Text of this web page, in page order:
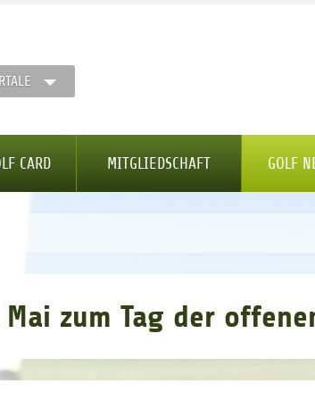
CARD MITGLIEDSCHAFT GOLF
Mai zum Tag der